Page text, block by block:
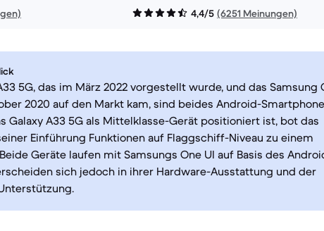
4,4/5 (6251 Meinungen)
5G, das im März 2022 vorgestellt wurde, und das Samsung
2020 auf den Markt kam, sind beides Android-
Galaxy A33 5G als Mittelklasse-Gerät positioniert ist, bot das
Einführung Funktionen auf Flaggschiff-Niveau zu einem
Geräte laufen mit Samsungs One UI auf Basis des
sich jedoch in ihrer Hardware-Ausstattung und der